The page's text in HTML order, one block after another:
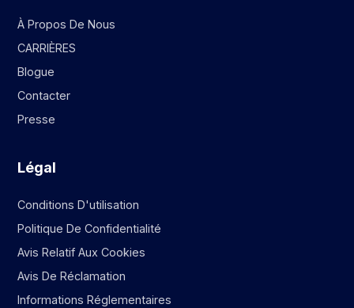
À Propos De Nous
CARRIÈRES
Blogue
Contacter
Presse
Légal
Conditions D'utilisation
Politique De Confidentialité
Avis Relatif Aux Cookies
Avis De Réclamation
Informations Réglementaires